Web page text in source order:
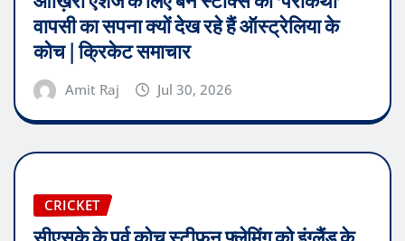
वापसी का सपना क्यों देख रहे हैं ऑस्ट्रेलिया के
कोच | क्रिकेट समाचार
Amit Raj Jul 30, 2026
CRICKET